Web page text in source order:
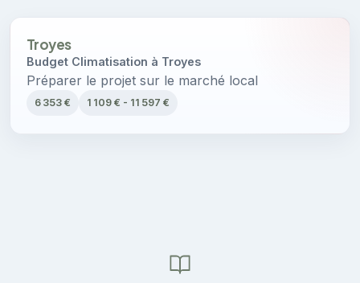
Troyes
Budget Climatisation à Troyes
Préparer le projet sur le marché local
6 353 € 1 109 € - 11 597 €